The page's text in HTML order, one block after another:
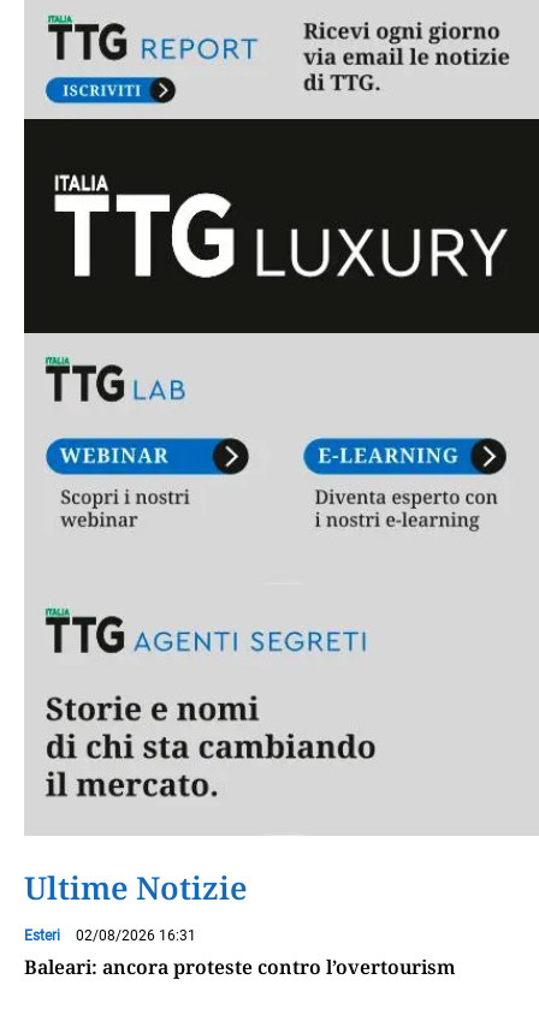
Ultime Notizie
Esteri 02/08/2026 16:31
Baleari: ancora proteste contro l’overtourism